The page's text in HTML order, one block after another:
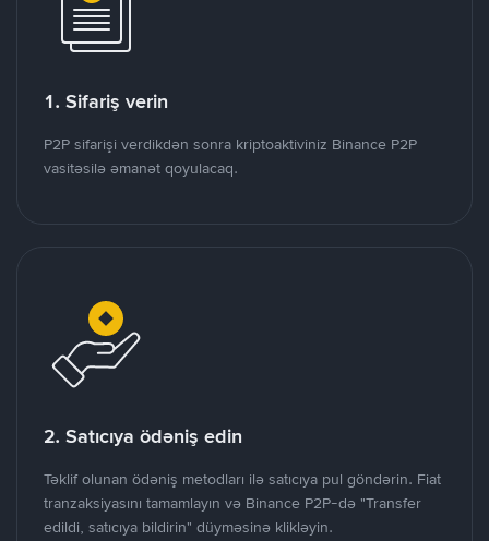
1. Sifariş verin
P2P sifarişi verdikdən sonra kriptoaktiviniz Binance P2P
vasitəsilə əmanət qoyulacaq.
2. Satıcıya ödəniş edin
Təklif olunan ödəniş metodları ilə satıcıya pul göndərin. Fiat
tranzaksiyasını tamamlayın və Binance P2P-də "Transfer
edildi, satıcıya bildirin" düyməsinə klikləyin.